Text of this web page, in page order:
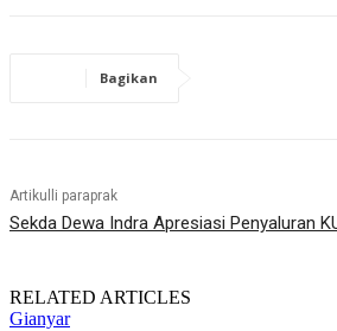
Bagikan
Artikulli paraprak
Sekda Dewa Indra Apresiasi Penyaluran
RELATED ARTICLES
Gianyar